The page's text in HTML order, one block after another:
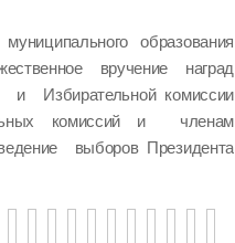
образования
вручение наград
и Избирательной комиссии
комиссий и членам
выборов Президента